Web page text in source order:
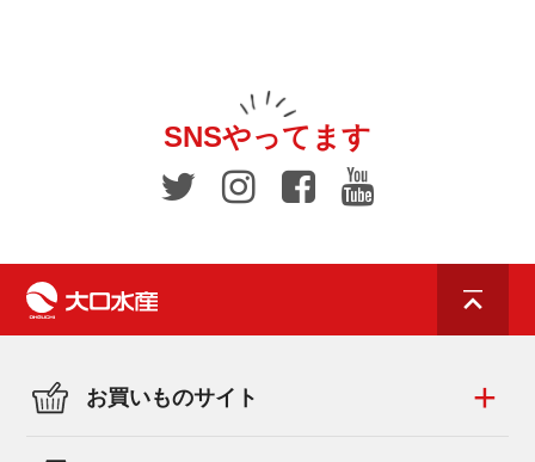
SNSやってます
お買いものサイト